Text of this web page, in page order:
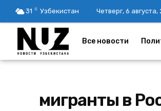
31 C Узбекистан Четверг, 6 августа,
Все новости
мигранты в